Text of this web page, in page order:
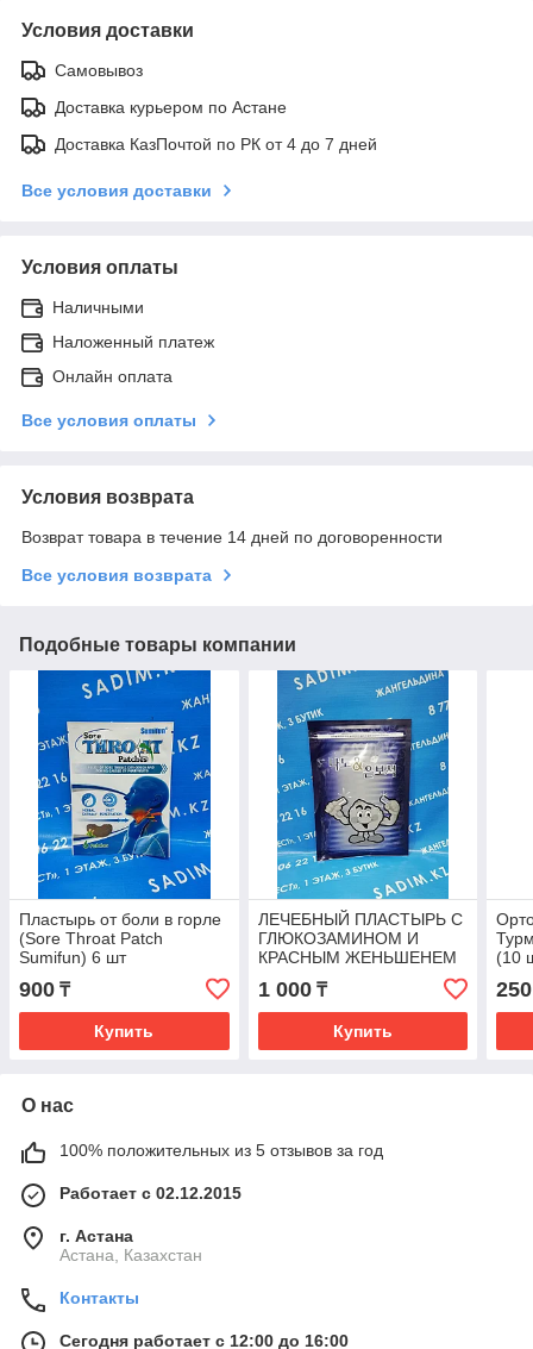
Условия доставки
Самовывоз
Доставка курьером по Астане
Доставка КазПочтой по РК от 4 до 7 дней
Все условия доставки
Условия оплаты
Наличными
Наложенный платеж
Онлайн оплата
Все условия оплаты
Условия возврата
Возврат товара в течение 14 дней по договоренности
Все условия возврата
Подобные товары компании
Пластырь от боли в горле
(Sore Throat Patch
Sumifun) 6 шт
900 ₸
Купить
ЛЕЧЕБНЫЙ ПЛАСТЫРЬ С
ГЛЮКОЗАМИНОМ И
КРАСНЫМ ЖЕНЬШЕНЕМ
KOREAN GLU RED
GINSENG GREENON 20
ШТ 25 шт.
1 000₸
Купить
(10
250
О нас
100% положительных из 5 отзывов за год
Работает с 02.12.2015
г. Астана
Астана, Казахстан
Контакты
Сегодня работает с 12:00 до 16:00